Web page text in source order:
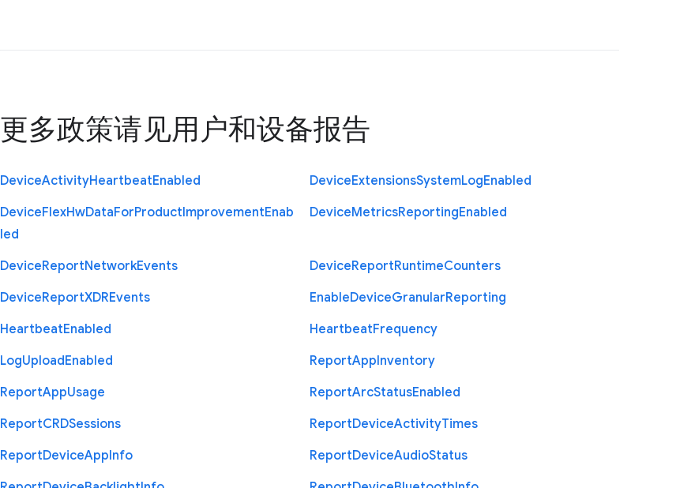
更多政策请见用户和设备报告
DeviceActivityHeartbeatEnabled DeviceExtensionsSystemLogEnabled
DeviceFlexHwDataForProductImprovementEnab
led
DeviceMetricsReportingEnabled
DeviceReportNetworkEvents DeviceReportRuntimeCounters
DeviceReportXDREvents EnableDeviceGranularReporting
HeartbeatEnabled HeartbeatFrequency
LogUploadEnabled ReportAppInventory
ReportAppUsage ReportArcStatusEnabled
ReportCRDSessions ReportDeviceActivityTimes
ReportDeviceAppInfo ReportDeviceAudioStatus